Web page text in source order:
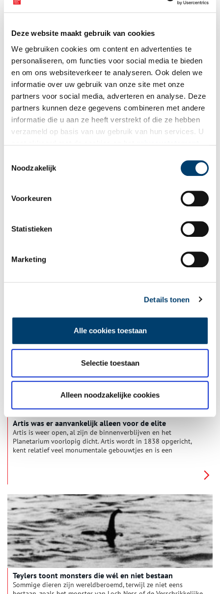
Deze website maakt gebruik van cookies
We gebruiken cookies om content en advertenties te
personaliseren, om functies voor social media te bieden
en om ons websiteverkeer te analyseren. Ook delen we
informatie over uw gebruik van onze site met onze
partners voor social media, adverteren en analyse. Deze
partners kunnen deze gegevens combineren met andere
informatie die u aan ze heeft verstrekt of die ze hebben
verzameld op basis van uw gebruik van hun services. U
Noodzakelijk
Voorkeuren
Statistieken
Marketing
Details tonen
Alle cookies toestaan
Selectie toestaan
Alleen noodzakelijke cookies
destijds systematische en intensieve opgraving van het
kasteelterrein door onder meer de Archeologische Werkgroep
de Rijksdienst voor het Cultureel Erfgoed (RCE) botmateriaal
onderzocht uit de latrines, waterputten en uit een deel van de
grachtvulling. Dit is vervat in een wetenschappelijke rapport
dat woensdag 15 mei in het Archeologisch Museum Haarlem is
gepresenteerd.
Fort Uitermeer
Fort Uitermeer behoort tot zowel de Stelling van Amsterdam
als de Nieuwe Hollandse Waterlinie. Het fort moest de
Amersfoort beschermen.
Zeehonden worden heden ten dage niet meer
zoals bij Ecomare op Texel. Hoe anders was dat aan het begin
Artis was er aanvankelijk alleen voor de elite
Artis is weer open, al zijn de binnenverblijven en het
Planetarium voorlopig dicht. Artis wordt in 1838 opgericht,
kent relatief veel monumentale gebouwtjes en is een
Teylers toont monsters die wél en niet bestaan
Sommige dieren zijn wereldberoemd, terwijl ze niet eens